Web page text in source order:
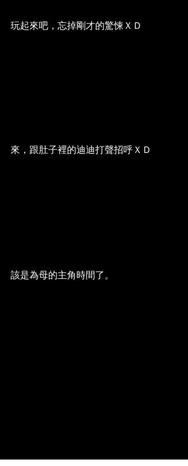
玩起來吧，忘掉剛才的驚悚ＸＤ
來，跟肚子裡的迪迪打聲招呼ＸＤ
該是為母的主角時間了。